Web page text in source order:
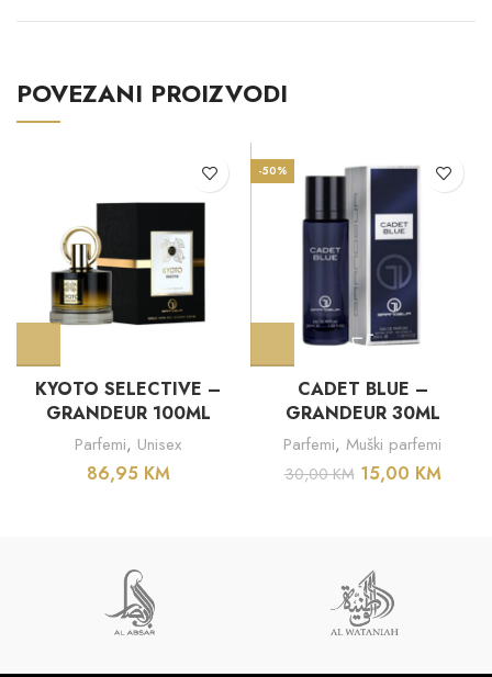
POVEZANI PROIZVODI
KYOTO SELECTIVE –
GRANDEUR 100ML
Parfemi, Unisex
86,95 KM
-50%
CADET BLUE –
GRANDEUR 30ML
Parfemi,Muški parfemi
30,00KM 15,00 KM